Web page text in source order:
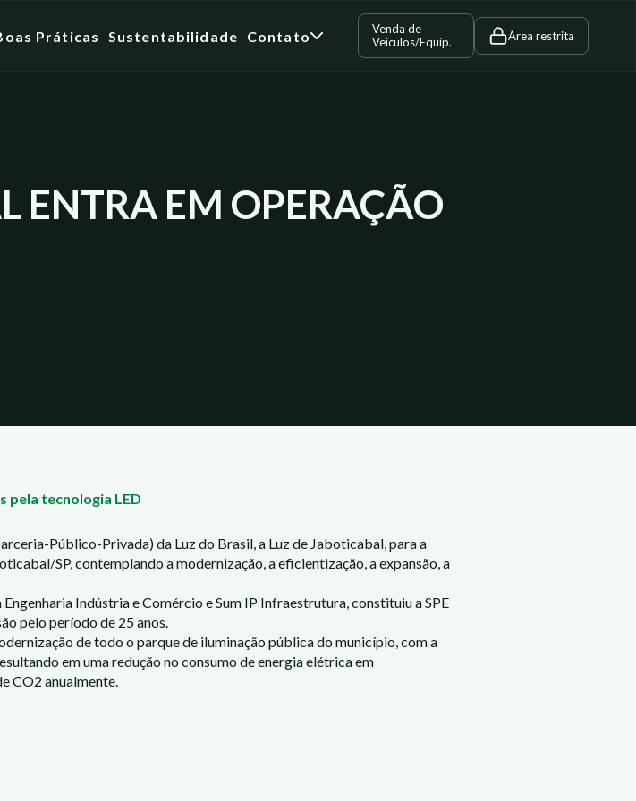
Práticas Sustentabilidade Contato
Venda de
Veículos/Equip.
Área restrita
ENTRA EM OPERAÇÃO
pela tecnologia LED
Público-Privada) da Luz do Brasil, a Luz de Jaboticabal, para a
SP, contemplando a modernização, a eficientização, a expansão, a
Indústria e Comércio e Sum IP Infraestrutura, constituiu a SPE
pelo período de 25 anos.
de todo o parque de iluminação pública do município, com a
em uma redução no consumo de energia elétrica em
CO2 anualmente.